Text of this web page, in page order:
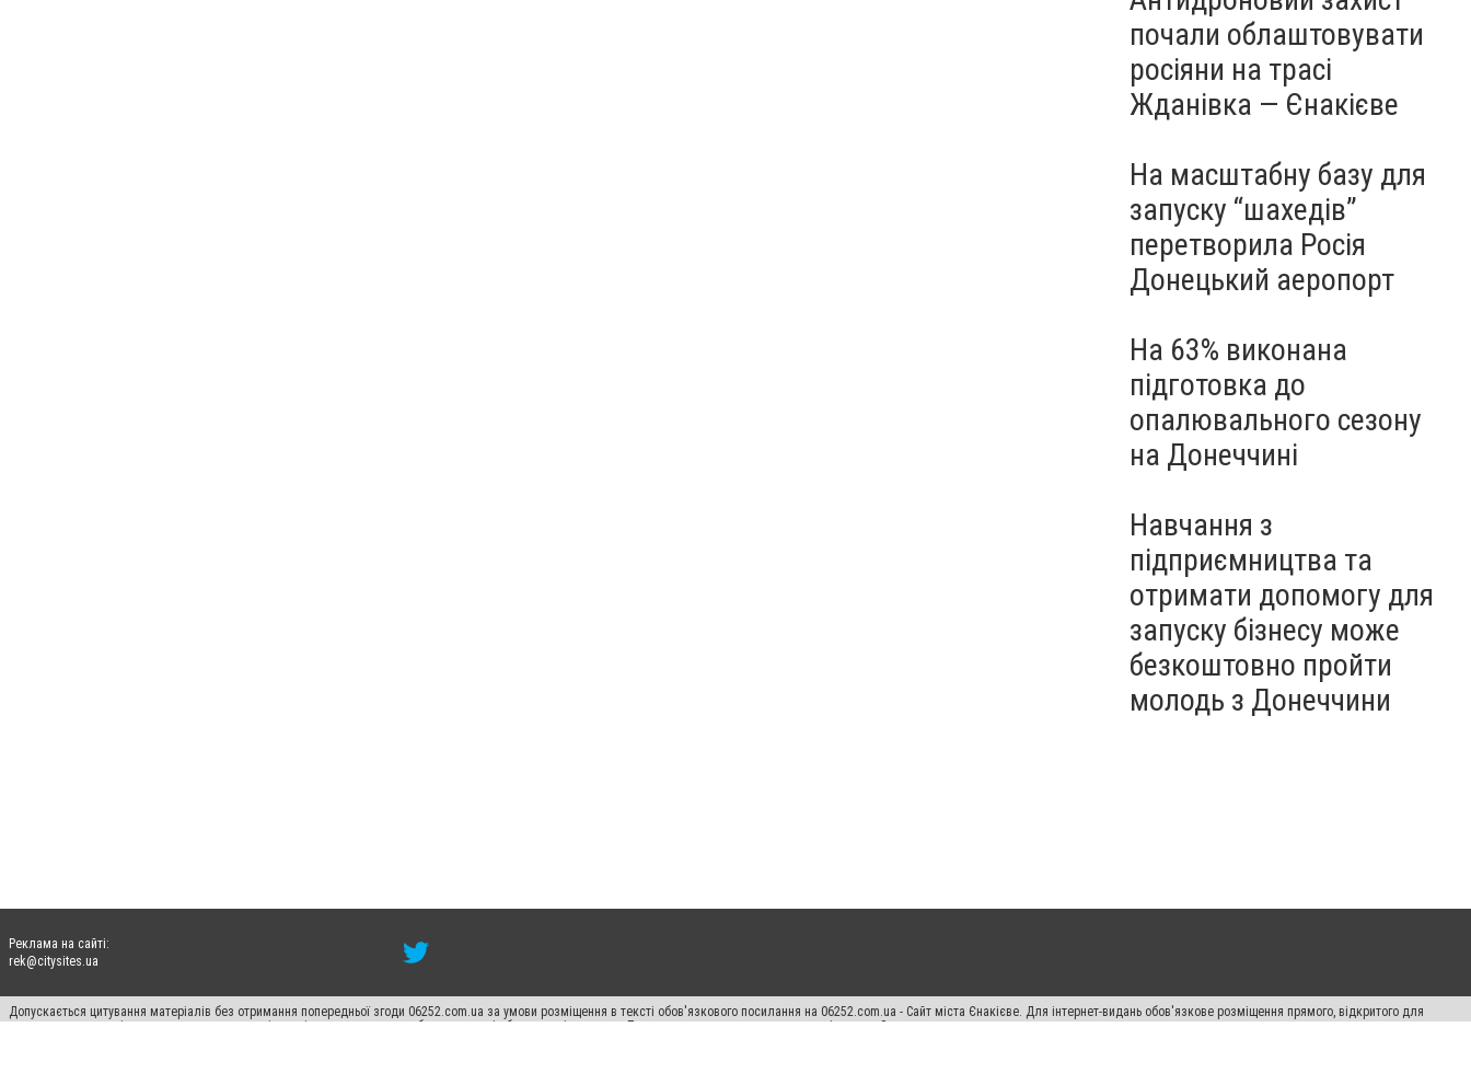
почали облаштовувати
росіяни на трасі
Жданівка — Єнакієве
На масштабну базу для
запуску “шахедів”
перетворила Росія
Донецький аеропорт
На 63% виконана
підготовка до
опалювального сезону
на Донеччині
Навчання з
підприємництва та
отримати допомогу для
запуску бізнесу може
безкоштовно пройти
молодь з Донеччини
Реклама на сайті:
rek@citysites.ua
Допускається цитування матеріалів без отримання попередньої згоди 06252.com.ua за умови розміщення в тексті обов'язкового посилання на 06252.com.ua - Сайт міста Єнакієве. Для інтернет-видань обов'язкове розміщення прямого, відкритого для
пошукових систем гіперпосилання на цитовані статті не нижче другого абзацу в тексті або в якості джерела. Порушення виняткових прав переслідується Законом.